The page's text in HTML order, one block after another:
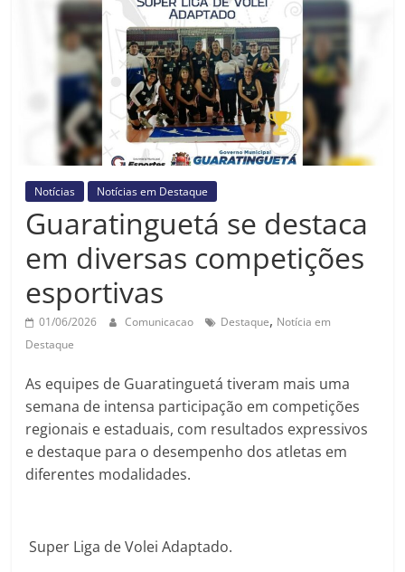
Prefeitura
Estância
Turística
Guaratinguetá
Notícias Notícias em Destaque
Guaratinguetá se destaca
em diversas competições
esportivas
01/06/2026 Comunicacao Destaque, Notícia em
Destaque
As equipes de Guaratinguetá tiveram mais uma
semana de intensa participação em competições
regionais e estaduais, com resultados expressivos
e destaque para o desempenho dos atletas em
diferentes modalidades.
Super Liga de Volei Adaptado.